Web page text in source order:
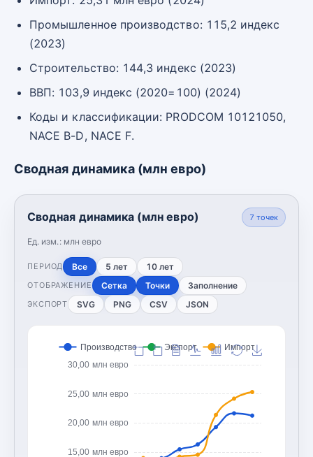
Промышленное производство: 115,2 индекс
(2023)
Строительство: 144,3 индекс (2023)
ВВП: 103,9 индекс (2020=100) (2024)
Коды и классификации: PRODCOM 10121050,
NACE B-D, NACE F.
Сводная динамика (млн евро)
Сводная динамика (млн евро)
Ед. изм.: млн евро
7 точек
ПЕРИОД Все 5 лет 10 лет
ОТОБРАЖЕНИЕ Сетка Точки Заполнение
ЭКСПОРТ SVG PNG CSV JSON
15,00 млн евро
20,00 млн евро
25,00 млн евро
30,00 млн евро
Производство Экспорт Импорт